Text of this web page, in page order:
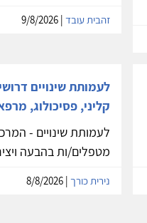
זהבית עובד | 9/8/2026
לעמותת שינויים
קליני, פסיכולוג,
לעמותת שינויים -
מטפלים/ות בהבעה
נירית כורך | 8/8/2026